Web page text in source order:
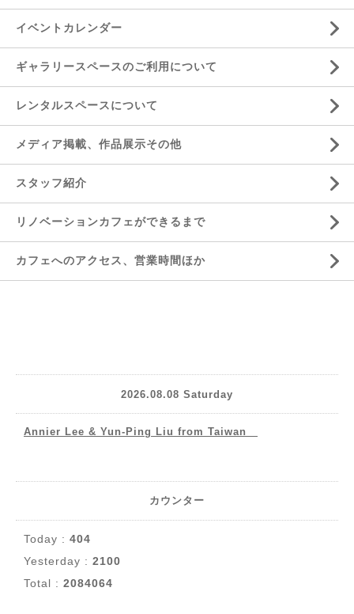
イベントカレンダー
ギャラリースペースのご利用について
レンタルスペースについて
メディア掲載、作品展示その他
スタッフ紹介
リノベーションカフェができるまで
カフェへのアクセス、営業時間ほか
2026.08.08 Saturday
Annier Lee & Yun-Ping Liu from Taiwan
カウンター
Today : 404
Yesterday : 2100
Total : 2084064